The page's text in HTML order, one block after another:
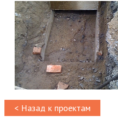
< Назад к проектам